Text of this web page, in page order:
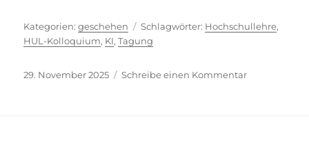
Kategorien
geschehen Schlagwörter
Hochschullehre,
HUL-Kolloquium, KI,Tagung
Veröffentlicht
29. November 2025 Schreibe einen Kommentarzu